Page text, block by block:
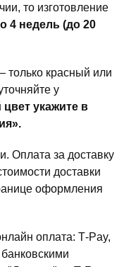
то изготовление
4 недель (до 20
только красный или
у
укажите в
Оплата за доставку
доставки
оформления
оплата: T‑Pay,